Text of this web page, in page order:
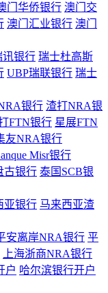
门华侨银行 澳门交
澳门汇业银行 澳门
讯银行 瑞士杜高斯
UBP瑞联银行 瑞士
银行 渣打NRA银
FTN银行 星展FTN
友NRA银行
Misr银行
古银行 泰国SCB银
亚银行 马来西亚渣
安离岸NRA银行 平
上海浙商NRA银行
户 哈尔滨银行开户